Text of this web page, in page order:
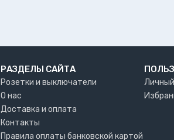
РАЗДЕЛЫ САЙТА
Розетки и выключатели
О нас
Доставка и оплата
Контакты
Правила оплаты банковской картой